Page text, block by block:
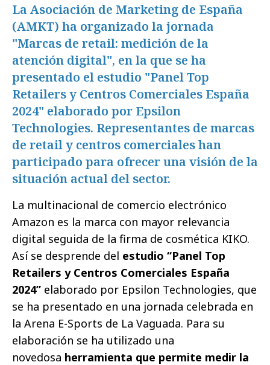
La Asociación de Marketing de España
(AMKT) ha organizado la jornada
"Marcas de retail: medición de la
atención digital", en la que se ha
presentado el estudio "Panel Top
Retailers y Centros Comerciales España
2024" elaborado por Epsilon
Technologies. Representantes de marcas
de retail y centros comerciales han
participado para ofrecer una visión de la
situación actual del sector.
La multinacional de comercio electrónico
Amazon es la marca con mayor relevancia
digital seguida de la firma de cosmética KIKO.
Así se desprende del estudio “Panel Top
Retailers y Centros Comerciales España
2024” elaborado por Epsilon Technologies, que
se ha presentado en una jornada celebrada en
la Arena E-Sports de La Vaguada. Para su
elaboración se ha utilizado una
novedosa herramienta que permite medir la